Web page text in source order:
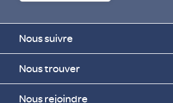
Nous suivre
Nous trouver
Nous rejoindre